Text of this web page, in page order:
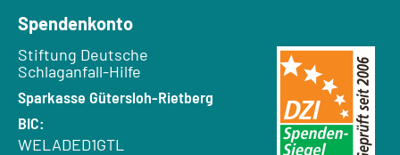
Spendenkonto
Empfänger:
Stiftung Deutsche
Schlaganfall-Hilfe
Bank:
Sparkasse Gütersloh-Rietberg
BIC:
WELADED1GTL